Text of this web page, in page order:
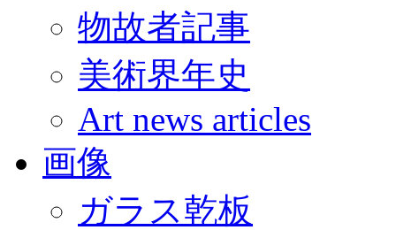
物故者記事
美術界年史
Art news articles
画像
ガラス乾板